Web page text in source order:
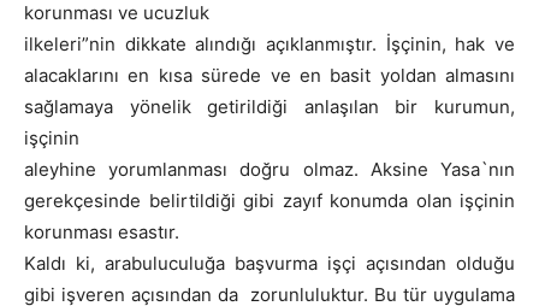
korunması ve ucuzluk
ilkeleri”nin dikkate alındığı açıklanmıştır. İşçinin, hak ve
alacaklarını en kısa sürede ve en basit yoldan almasını
sağlamaya yönelik getirildiği anlaşılan bir kurumun,
işçinin
aleyhine yorumlanması doğru olmaz. Aksine Yasa`nın
gerekçesinde belirtildiği gibi zayıf konumda olan işçinin
korunması esastır.
Kaldı ki, arabuluculuğa başvurma işçi açısından olduğu
gibi işveren açısından da zorunluluktur. Bu tür uygulama